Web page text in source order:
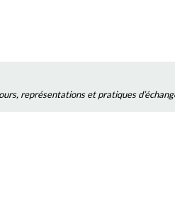
représentations et pratiques